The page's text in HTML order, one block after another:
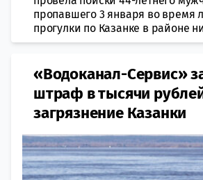
пропавшего 3 января во время
прогулки по Казанке в районе
«Водоканал-Сервис»
штраф в тысячи
загрязнение Казанки